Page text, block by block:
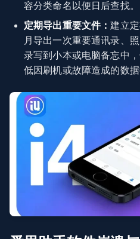
容分类命名以便日后查找。
定期导出重要文件：建立
月导出一次重要通讯录、
录写到小本或电脑备忘中
低因刷机或故障造成的数据